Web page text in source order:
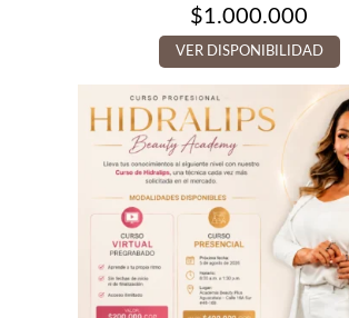
$1.000.000
VER DISPONIBILIDAD